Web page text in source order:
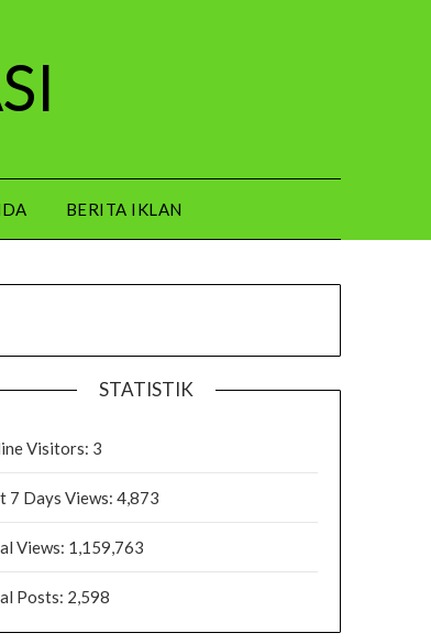
BERITA IKLAN
STATISTIK
Visitors: 3
7 Days Views: 4,873
Views: 1,159,763
Posts: 2,598